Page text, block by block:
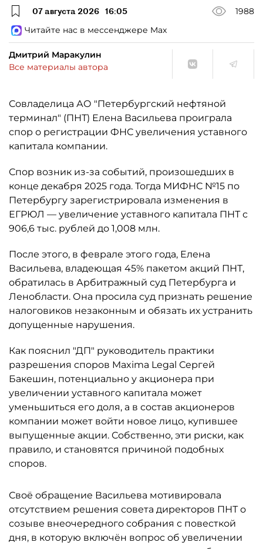
07 августа 2026 16:05
1988
Читайте нас в мессенджере Max
Дмитрий Маракулин
Все материалы автора
Совладелица АО "Петербургский нефтяной
терминал" (ПНТ) Елена Васильева проиграла
спор о регистрации ФНС увеличения уставного
капитала компании.
Спор возник из-за событий, произошедших в
конце декабря 2025 года. Тогда МИФНС №15 по
Петербургу зарегистрировала изменения в
ЕГРЮЛ — увеличение уставного капитала ПНТ с
906,6 тыс. рублей до 1,008 млн.
После этого, в феврале этого года, Елена
Васильева, владеющая 45% пакетом акций ПНТ,
обратилась в Арбитражный суд Петербурга и
Ленобласти. Она просила суд признать решение
налоговиков незаконным и обязать их устранить
допущенные нарушения.
Как пояснил "ДП" руководитель практики
разрешения споров Maxima Legal Сергей
Бакешин, потенциально у акционера при
увеличении уставного капитала может
уменьшиться его доля, а в состав акционеров
компании может войти новое лицо, купившее
выпущенные акции. Собственно, эти риски, как
правило, и становятся причиной подобных
споров.
Своё обращение Васильева мотивировала
отсутствием решения совета директоров ПНТ о
созыве внеочередного собрания с повесткой
дня, в которую включён вопрос об увеличении